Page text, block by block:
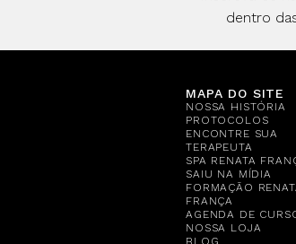
dentro
MAPA DO SITE
NOSSA HISTÓRIA
PROTOCOLOS
ENCONTRE SUA
TERAPEUTA
SPA RENATA
SAIU NA MÍDIA
FORMAÇÃO
FRANÇA
AGENDA DE
NOSSA LOJA
BLOG